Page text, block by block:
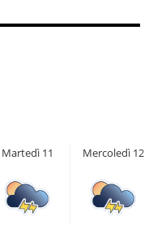
Martedì 11 Mercoledì 12